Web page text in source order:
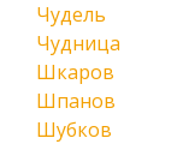
Чудель
Чудница
Шкаров
Шпанов
Шубков